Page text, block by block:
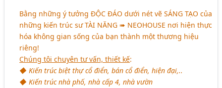
Bằng những ý tưởng ĐỘC ĐÁO dưới nét vẽ SÁNG TẠO của
những kiến trúc sư TÀI NĂNG ➠ NEOHOUSE nơi hiện thực
hóa không gian sống của bạn thành một thương hiệu
riêng!
Chúng tôi chuyên tư vấn, thiết kế:
◆ Kiến trúc biệt thự cổ điển, bán cổ điển, hiện đại,..
◆ Kiến trúc nhà phố, nhà cấp 4, nhà vườn